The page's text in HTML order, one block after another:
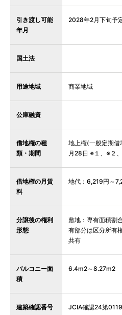
引き渡し可能
年月
2028年2月下旬予
国土法
用途地域 商業地域
公庫融資
借地権の種
類・期間
地上権(一般定期
月28日 ※１、※２
借地権の月賃
料
地代：6,219円～
分譲後の権利
形態
敷地：専有面積割
有部分は区分所有
共有
バルコニー面
積
6.4m2～8.27m2
建築確認番号 JCIA確認24第